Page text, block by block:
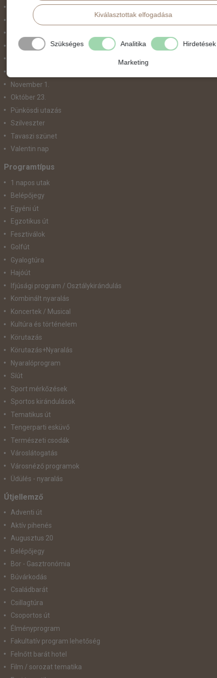
Karnevál
Két ünnep között
Március 15.
November 1.
Október 23.
Pünkösdi utazás
Szilveszter
Tavaszi szünet
Valentin nap
Programtípus
1 napos utak
Belépőjegy
Egyéni út
Egzotikus út
Fesztiválok
Golfút
Gyalogtúra
Hajóút
Ifjúsági program / Osztálykirándulás
Kombinált nyaralás
Koncertek / Musical
Kultúra és történelem
Körutazás
Körutazás+Nyaralás
Nyaralóprogram
Síút
Sport mérkőzések
Sportos kirándulások
Tematikus út
Tengerparti esküvő
Természeti csodák
Városlátogatás
Városnéző programok
Üdülés - nyaralás
Útjellemző
Adventi út
Aktív pihenés
Augusztus 20
Belépőjegy
Bor - Gasztronómia
Búvárkodás
Családbarát
Csillagtúra
Csoportos út
Élményprogram
Fakultatív program lehetőség
Felnőtt barát hotel
Film / sorozat tematika
Kiválasztottak elfogadása
Szükséges Analitika Hirdetések
Marketing